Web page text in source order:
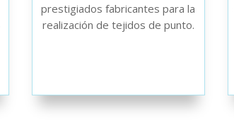
prestigiados fabricantes para la
realización de tejidos de punto.